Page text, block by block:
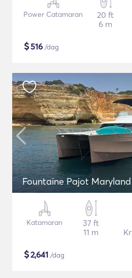
Power Catamaran
20 ft
6 m
$516 /dag
Fountaine Pajot
Katamaran
37 ft
11 m
$2,641 /dag